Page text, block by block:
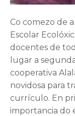
Co comezo de
Escolar
docentes de
lugar a
cooperativa
novidosa para
currículo. En
importancia do